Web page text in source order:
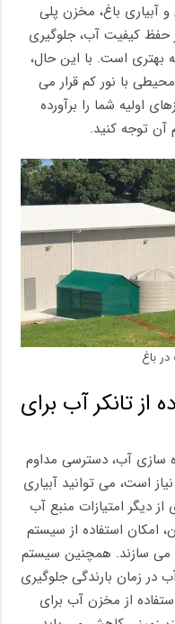
آبیاری باغ، مخزن پلی
حفظ کیفیت آب، جلوگیری
بهتری است. با این حال،
با نور کم قرار می‌
اولیه شما را برآورده
آن توجه کنید.
از تانکر آب برای
‌سازی آب، دسترسی مداوم
است، می توانید آبیاری
از دیگر امتیازات منبع آب
امکان استفاده از سیستم‌
می‌ سازند. همچنین سیستم‌
در زمان بارندگی جلوگیری
از مخزن آب برای